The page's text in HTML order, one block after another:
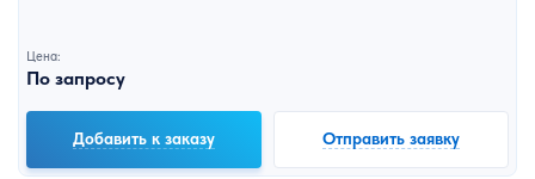
Цена:
По запросу
Добавить к заказу Отправить заявку